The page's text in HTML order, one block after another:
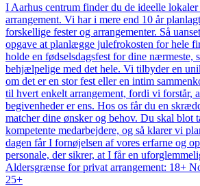
I Aarhus centrum finder du de ideelle
arrangement. Vi har i mere end 10 år
forskellige fester og arrangementer. Så
opgave at planlægge julefrokosten for hele
holde en fødselsdagsfest for dine nærmeste,
behjælpelige med det hele. Vi tilbyder en
om det er en stor fest eller en intim
til hvert enkelt arrangement, fordi vi forstår,
begivenheder er ens. Hos os får du en
matcher dine ønsker og behov. Du skal blot
kompetente medarbejdere, og så klarer vi
dagen får I fornøjelsen af vores erfarne og
personale, der sikrer, at I får en
Aldersgrænse for privat arrangement: 18+
25+